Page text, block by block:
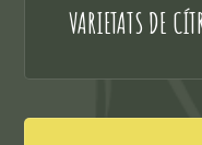
VARIETATS DE